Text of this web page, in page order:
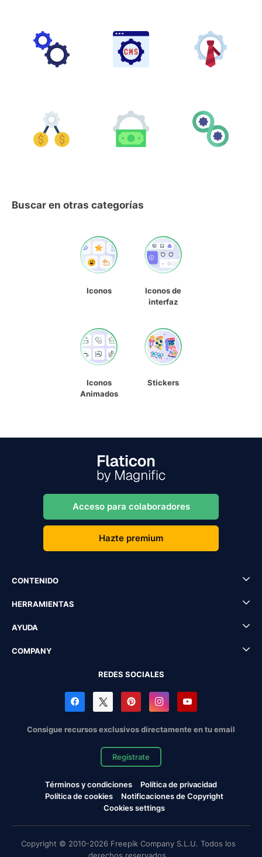
Buscar en otras categorías
Iconos
Iconos de
interfaz
Iconos
Animados
Stickers
Acceso para colaboradores
Hazte premium
CONTENIDO
HERRAMIENTAS
AYUDA
COMPANY
REDES SOCIALES
Consigue recursos exclusivos directamente en tu email
Regístrate
Términos y condiciones
Política de privacidad
Política de cookies
Notificaciones de Copyright
Cookies settings
Copyright © 2010-2026 Freepik Company S.L.U. Todos los